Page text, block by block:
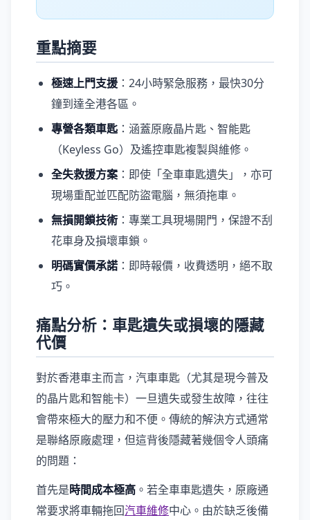
重點摘要
極速上門支援 ：24小時緊急服務，最快30分
鐘到達全港各區。
專營各類車匙：涵蓋原廠晶片匙、智能匙
（Keyless Go）及遙控車匙複製與維修。
全失救援方案 ：即使「全車車匙遺失」，亦可
現場重配並匹配防盜電腦，無須拖車。
無損開鎖技術 ：專業工具現場開門，保證不刮
花車身及損壞車鎖。
明碼實價承諾 ：即時報價，收費透明，絕不取
巧。
痛點分析：車匙遺失或損壞的隱藏
代價
對於香港車主而言，汽車車匙（尤其是現今普及
的晶片匙和智能卡）一旦遺失或發生故障，往往
會帶來極大的壓力和不便。傳統的解決方式通常
是聯絡原廠處理，但這背後隱藏著幾個令人頭痛
的問題：
首先是時間成本極高 。若全車車匙遺失，原廠通
常要求將車輛拖回汽車維修中心。由於缺乏後備